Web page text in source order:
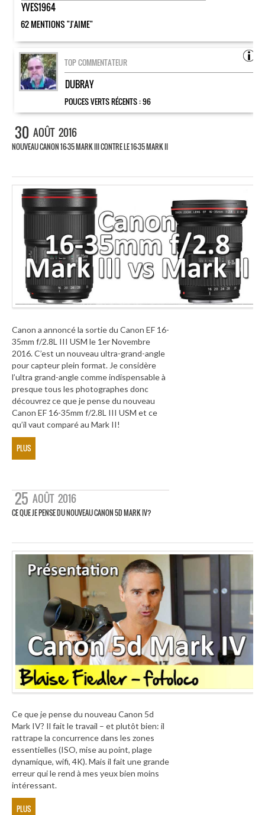
YVES1964
62 MENTIONS "J'AIME"
TOP COMMENTATEUR
DUBRAY
POUCES VERTS RÉCENTS :96
30 AOÛT 2016
NOUVEAU CANON 16-35 MARK III CONTRE LE 16-35 MARK II
Canon a annoncé la sortie du Canon EF 16-
35mm f/2.8L III USM le 1er Novembre
2016. C’est un nouveau ultra-grand-angle
pour capteur plein format. Je considère
l’ultra grand-angle comme indispensable à
presque tous les photographes donc
découvrez ce que je pense du nouveau
Canon EF 16-35mm f/2.8L III USM et ce
qu’il vaut comparé au Mark II!
PLUS
25 AOÛT 2016
CE QUE JE PENSE DU NOUVEAU CANON 5D MARK IV?
Ce que je pense du nouveau Canon 5d
Mark IV? Il fait le travail – et plutôt bien: il
rattrape la concurrence dans les zones
essentielles (ISO, mise au point, plage
dynamique, wifi, 4K). Mais il fait une grande
erreur qui le rend à mes yeux bien moins
intéressant.
PLUS